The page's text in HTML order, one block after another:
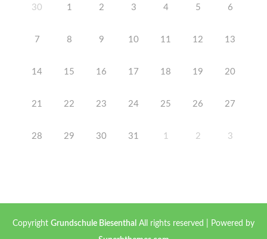
30 1 2 3 4 5 6
7 8 9 10 11 12 13
14 15 16 17 18 19 20
21 22 23 24 25 26 27
28 29 30 31 1 2 3
Copyright Grundschule Biesenthal All rights reserved
| Powered by